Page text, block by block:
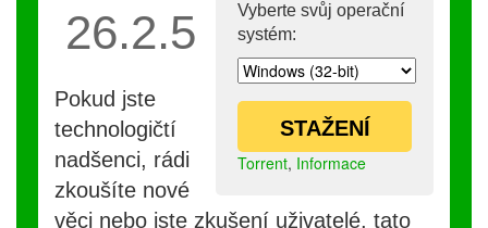
Vyberte svůj operační
systém:
STAŽENÍ
Torrent, Informace
26.2.5
Pokud jste
technologičtí
nadšenci, rádi
zkoušíte nové
věci nebo jste zkušení uživatelé, tato